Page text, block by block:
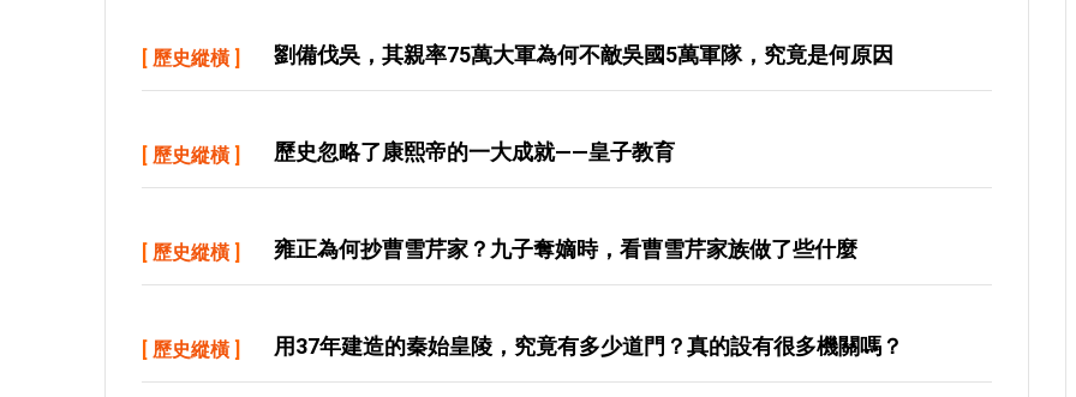
[ 歷史縱橫 ] 劉備伐吳，其親率75萬大軍為何不敵吳國5萬軍隊，究竟是何原因
[ 歷史縱橫 ] 歷史忽略了康熙帝的一大成就——皇子教育
[ 歷史縱橫 ] 雍正為何抄曹雪芹家？九子奪嫡時，看曹雪芹家族做了些什麼
[ 歷史縱橫 ] 用37年建造的秦始皇陵，究竟有多少道門？真的設有很多機關嗎？